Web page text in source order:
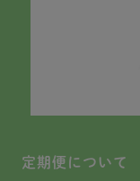
定期便について